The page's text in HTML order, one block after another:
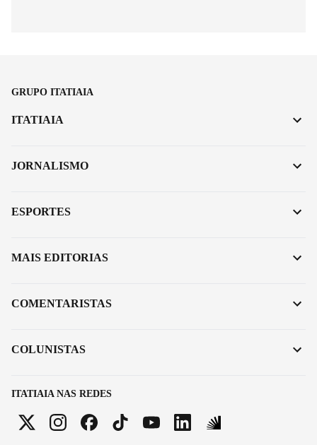
GRUPO ITATIAIA
ITATIAIA NAS REDES
ITATIAIA
JORNALISMO
ESPORTES
MAIS EDITORIAS
COMENTARISTAS
COLUNISTAS